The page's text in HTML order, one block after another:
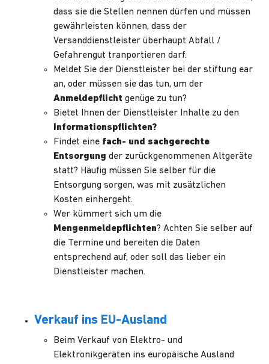
dass sie die Stellen nennen dürfen und müssen
gewährleisten können, dass der
Versanddienstleister überhaupt Abfall /
Gefahrengut tranportieren darf.
Meldet Sie der Dienstleister bei der stiftung ear
an, oder müssen sie das tun, um der
Anmeldepflicht genüge zu tun?
Bietet Ihnen der Dienstleister Inhalte zu den
Informationspflichten?
Findet eine fach- und sachgerechte
Entsorgung der zurückgenommenen Altgeräte
statt? Häufig müssen Sie selber für die
Entsorgung sorgen, was mit zusätzlichen
Kosten einhergeht.
Wer kümmert sich um die
Mengenmeldepflichten? Achten Sie selber auf
die Termine und bereiten die Daten
entsprechend auf, oder soll das lieber ein
Dienstleister machen.
Verkauf ins EU-Ausland
Beim Verkauf von Elektro- und
Elektronikgeräten ins europäische Ausland